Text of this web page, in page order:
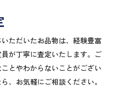
ただいたお品物は、経験豊富
が丁寧に査定いたします。ご
とやわからないことがござい
、お気軽にご相談ください。